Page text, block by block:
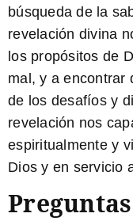
búsqueda de la
revelación divina
los propósitos de
mal, y a encontrar
de los desafíos y
revelación nos
espiritualmente y
Dios y en servicio